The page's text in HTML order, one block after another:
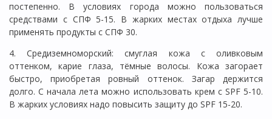
постепенно. В условиях города можно пользоваться
средствами с СПФ 5-15. В жарких местах отдыха лучше
применять продукты с СПФ 30.
4. Средиземноморский: смуглая кожа с оливковым
оттенком, карие глаза, тёмные волосы. Кожа загорает
быстро, приобретая ровный оттенок. Загар держится
долго. С начала лета можно использовать крем с SPF 5-10.
В жарких условиях надо повысить защиту до SPF 15-20.